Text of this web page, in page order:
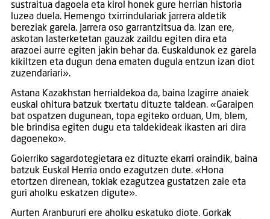
sustraitua dagoela eta kirol honek gure herrian historia
luzea duela. Hemengo txirrindulariak jarrera aldetik
bereziak garela. Jarrera oso garrantzitsua da. Izan ere,
askotan lasterketetan gauzak zaildu egiten dira eta
arazoei aurre egiten jakin behar da. Euskaldunok ez garela
kikiltzen eta dugun dena ematen dugula entzun izan diot
zuzendariari».
Astana Kazakhstan herrialdekoa da, baina Izagirre anaiek
euskal ohitura batzuk txertatu dituzte taldean. «Garaipen
bat ospatzen dugunean, topa egiteko orduan, Um, blem,
ble brindisa egiten dugu eta taldekideak ikasten ari dira
dagoeneko».
Goierriko sagardotegietara ez dituzte ekarri oraindik, baina
batzuk Euskal Herria ondo ezagutzen dute. «Hona
etortzen direnean, tokiak ezagutzea gustatzen zaie eta
guri aholku eskatzen digute».
Aurten Aranbururi ere aholku eskatuko diote. Gorkak